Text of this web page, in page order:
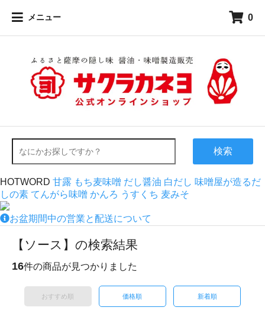
メニュー 0
検索
HOTWORD 甘露 もち麦味噌 だし醤油 白だし 味噌屋が造るだ
しの素 てんがら味噌 かんろ うすくち 麦みそ
お盆期間中の営業と配送について
【ソース】の検索結果
16件の商品が見つかりました
おすすめ順 価格順 新着順